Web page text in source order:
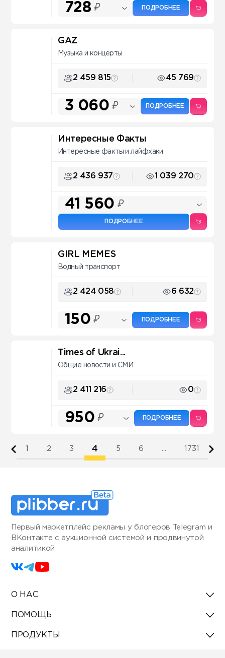
728 ₽ ПОДРОБНЕЕ
GAZ
Музыка и концерты
2 459 815 45 769
3 060 ₽ ПОДРОБНЕЕ
Интересные Факты
Интересные факты и лайфхаки
2 436 937 1 039 270
41 560 ₽
ПОДРОБНЕЕ
GIRL MEMES
Водный транспорт
2 424 058 6 632
150 ₽ ПОДРОБНЕЕ
Times of Ukrai...
Общие новости и СМИ
2 411 216 0
950 ₽ ПОДРОБНЕЕ
2 3 4 5 6 1731
Первый маркетплейс рекламы у блогеров Telegram и
ВКонтакте с аукционной системой и продвинутой
аналитикой
О НАС
ПОМОЩЬ
ПРОДУКТЫ